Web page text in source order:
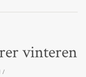
vinteren